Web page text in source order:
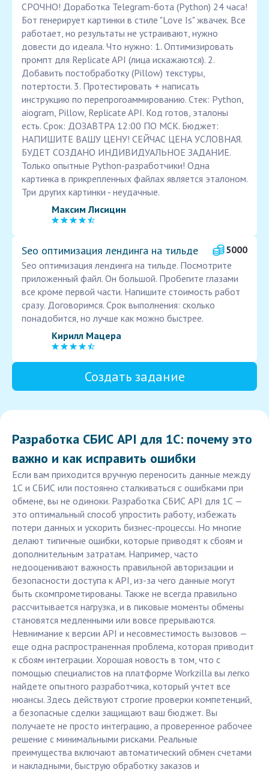
СРОЧНО! Доработка Telegram-бота (Python) 24 часа!
Бот генерирует картинки в стиле "Love Is" жвачек. Все
работает, но результаты не устраивают, нужно
довести до идеала. Что нужно: 1. Оптимизировать
промпт для Replicate API (лица искажаются). 2.
Добавить постобработку (Pillow) текстуры,
потертости. 3. Протестировать + написать
инструкцию по перепрогоаммированию. Стек: Python,
aiogram, Pillow, Replicate API. Код готов, эталоны
есть. Срок: ДОЗАВТРА 12:00 ПО МСК. Бюджет:
НАПИШИТЕ ВАШУ ЦЕНУ! СЕЙЧАС ЦЕНА УСЛОВНАЯ.
БУДЕТ СОЗДАНО ИНДИВИДУАЛЬНОЕ ЗАДАНИЕ.
Только опытные Python-разработчики! Одна
картинка в прикрепленных файлах является эталоном.
Три других картинки - неудачные.
Максим Лисицин
Seo оптимизация лендинга на тильде
5000
Seo оптимизация лендинга на тильде. Посмотрите
приложенный файл. Он большой. Пробегите глазами
все кроме первой части. Напишите стоимость работ
сразу. Договоримся. Срок выполнения: сколько
понадобится, но лучше как можно быстрее.
Кирилл Мацера
Создать задание
Разработка СБИС API для 1С: почему это
важно и как исправить ошибки
Если вам приходится вручную переносить данные между
1С и СБИС или постоянно сталкиваться с ошибками при
обмене, вы не одиноки. Разработка СБИС API для 1С —
это оптимальный способ упростить работу, избежать
потери данных и ускорить бизнес-процессы. Но многие
делают типичные ошибки, которые приводят к сбоям и
дополнительным затратам. Например, часто
недооценивают важность правильной авторизации и
безопасности доступа к API, из-за чего данные могут
быть скомпрометированы. Также не всегда правильно
рассчитывается нагрузка, и в пиковые моменты обмены
становятся медленными или вовсе прерываются.
Невнимание к версии API и несовместимость вызовов —
еще одна распространенная проблема, которая приводит
к сбоям интеграции. Хорошая новость в том, что с
помощью специалистов на платформе Workzilla вы легко
найдете опытного разработчика, который учтет все
нюансы. Здесь действуют строгие проверки компетенций,
а безопасные сделки защищают ваш бюджет. Вы
получаете не просто интеграцию, а проверенное рабочее
решение с минимальными рисками. Реальные
преимущества включают автоматический обмен счетами
и накладными, быструю обработку заказов и